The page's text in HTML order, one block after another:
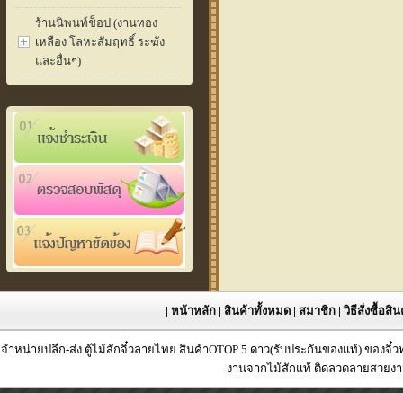
ร้านนิพนท์ช็อป (งานทอง
เหลือง โลหะสัมฤทธิ์ ระฆัง
และอื่นๆ)
|หน้าหลัก |สินค้าทั้งหมด |สมาชิก |วิธีสั่งซื้อสิ
จำหน่ายปลีก-ส่ง ตู้ไม้สักจิ๋วลายไทย สินค้าOTOP 5 ดาว(รับประกันของแท้) ของ
งานจากไม้สักแท้ ติดลวดลายสวยง